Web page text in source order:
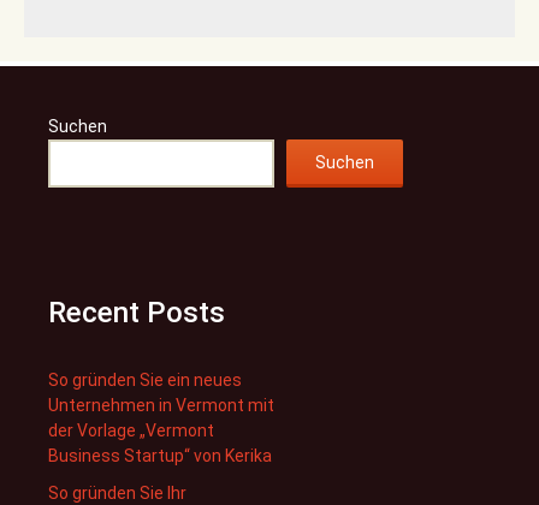
Suchen
Suchen
Recent Posts
So gründen Sie ein neues
Unternehmen in Vermont mit
der Vorlage „Vermont
Business Startup“ von Kerika
So gründen Sie Ihr